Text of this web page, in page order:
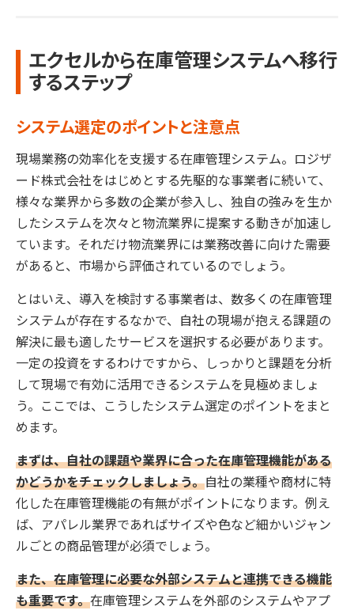
エクセルから在庫管理システムへ移行
するステップ
システム選定のポイントと注意点
現場業務の効率化を支援する在庫管理システム。ロジザ
ード株式会社をはじめとする先駆的な事業者に続いて、
様々な業界から多数の企業が参入し、独自の強みを生か
したシステムを次々と物流業界に提案する動きが加速し
ています。それだけ物流業界には業務改善に向けた需要
があると、市場から評価されているのでしょう。
とはいえ、導入を検討する事業者は、数多くの在庫管理
システムが存在するなかで、自社の現場が抱える課題の
解決に最も適したサービスを選択する必要があります。
一定の投資をするわけですから、しっかりと課題を分析
して現場で有効に活用できるシステムを見極めましょ
う。ここでは、こうしたシステム選定のポイントをまと
めます。
まずは、自社の課題や業界に合った在庫管理機能がある
かどうかをチェックしましょう。自社の業種や商材に特
化した在庫管理機能の有無がポイントになります。例え
ば、アパレル業界であればサイズや色など細かいジャン
ルごとの商品管理が必須でしょう。
また、在庫管理に必要な外部システムと連携できる機能
も重要です。在庫管理システムを外部のシステムやアプ